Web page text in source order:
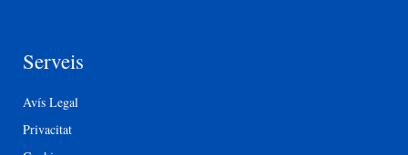
Serveis
Avís Legal
Privacitat